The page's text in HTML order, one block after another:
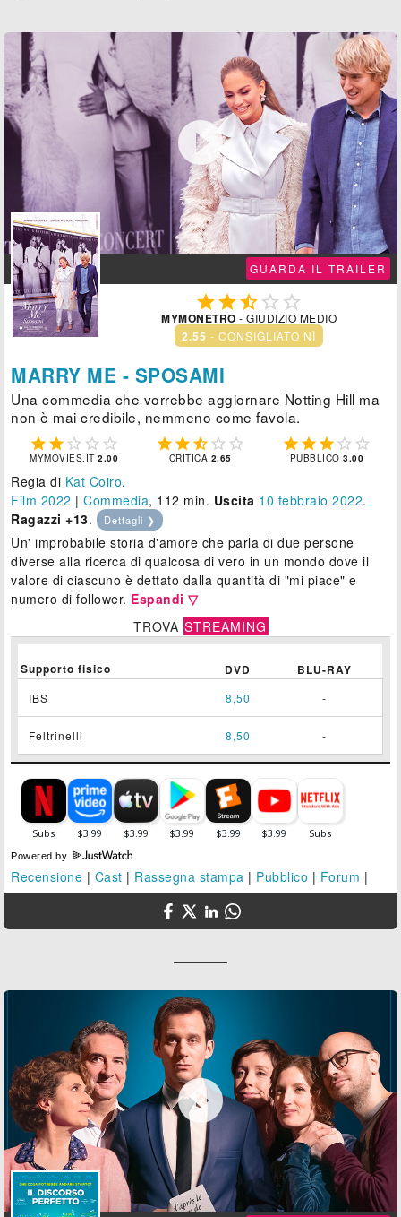

GUARDA IL TRAILER
  
MYMONETRO - GIUDIZIO MEDIO
2.55 - CONSIGLIATO NÌ
MARRY ME - SPOSAMI
Una commedia che vorrebbe aggiornare Notting Hill ma
non è mai credibile, nemmeno come favola.
    
MYMOVIES.IT2.00
    
CRITICA 2.65
    
PUBBLICO3.00
Regia di Kat Coiro.
Film 2022 |Commedia, 112 min. Uscita 10 febbraio 2022.
Ragazzi +13. Dettagli ❯
Un' improbabile storia d'amore che parla di due persone
diverse alla ricerca di qualcosa di vero in un mondo dove il
valore di ciascuno è dettato dalla quantità di "mi piace" e
numero di follower. Espandi ▽
TROVA STREAMING
Supporto fisico DVD BLU-RAY
IBS 8,50 -
Feltrinelli 8,50 -
Powered by
Recensione | Cast | Rassegna stampa | Pubblico | Forum |
